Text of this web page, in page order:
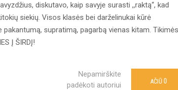
diskutavo, kaip savyje surasti ,,raktą‘‘, kad
siekių. Visos klasės bei darželinukai kūrė
pakantumą, supratimą, pagarbą vienas kitam.
Į ŠIRDĮ!
Nepamirškite
padėkoti autoriui
AČIŪ 0